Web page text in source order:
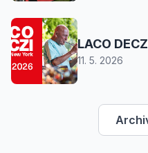
LACO
11. 5. 2026